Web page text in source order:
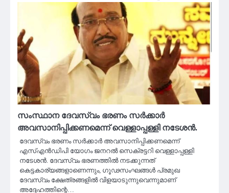
സംസ്ഥാന ദേവസ്വം ഭരണം സർക്കാർ
അവസാനിപ്പിക്കണമെന്ന് വെള്ളാപ്പള്ളി നടേശൻ.
ദേവസ്വം ഭരണം സർക്കാർ അവസാനിപ്പിക്കണമെന്ന്
എസ്എൻഡിപി യോഗം ജനറൽ സെക്രട്ടറി വെള്ളാപ്പള്ളി
നടേശൻ. ദേവസ്വം ഭരണത്തിൽ നടക്കുന്നത്
കെട്ടകാര്യങ്ങളാണെന്നും, ഗൂഢസംഘങ്ങൾ പ്രമുഖ
ദേവസ്വം ക്ഷേത്രങ്ങളിൽ വിളയാടുന്നുവെന്നുമാണ്
അദ്ദേഹത്തിന്റെ…